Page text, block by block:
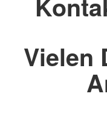
Vielen